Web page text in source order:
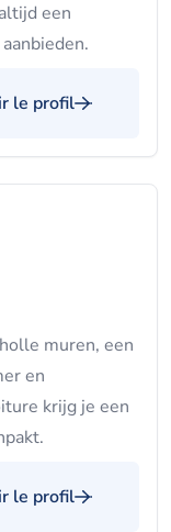
een
le profil
muren, een
en
krijg je een
le profil